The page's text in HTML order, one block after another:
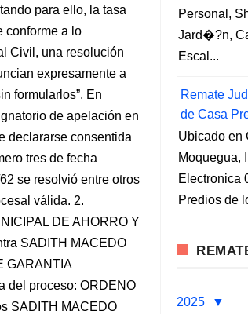
para ello, la tasa
conforme a lo
Civil, una resolución
expresamente a
formularlos”. En
de apelación en
declararse consentida
tres de fecha
se resolvió entre otros
válida. 2.
DE AHORRO Y
SADITH MACEDO
GARANTIA
del proceso: ORDENO
SADITH MACEDO
Personal,
Jard�?n,
Escal...
Remate
de Casa
Ubicado en
Moquegua,
Electronica
Predios de
2025